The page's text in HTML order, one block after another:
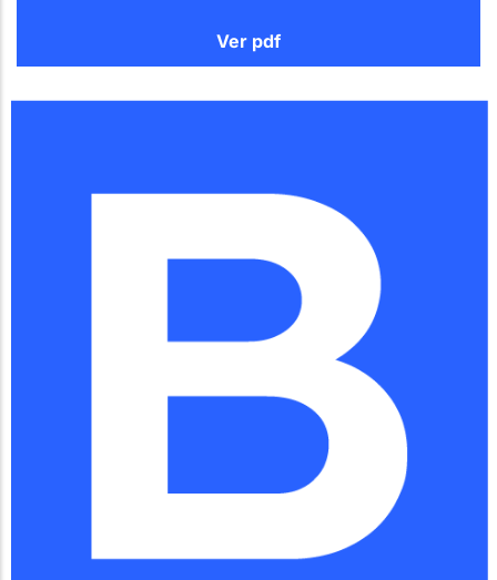
Ver pdf